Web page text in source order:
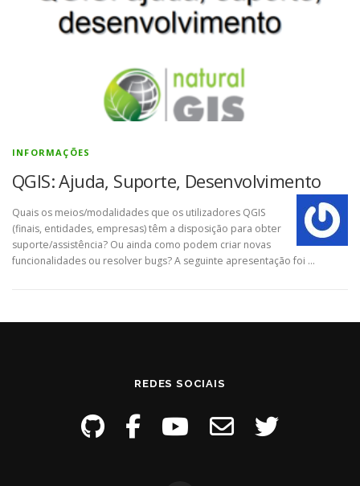
INFORMAÇÕES
QGIS: Ajuda, Suporte, Desenvolvimento
Quais os meios/modalidades que os utilizadores QGIS
(finais, entidades, empresas) têm a disposição para obter
suporte/assistência? Ou ainda como podem criar novas
funcionalidades ou resolver bugs? A seguinte apresentação foi …
REDES SOCIAIS